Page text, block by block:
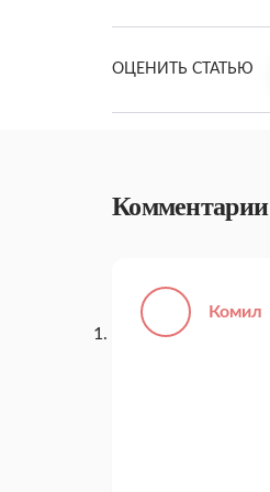
ОЦЕНИТЬ СТАТЬЮ
Комментарии
Комил